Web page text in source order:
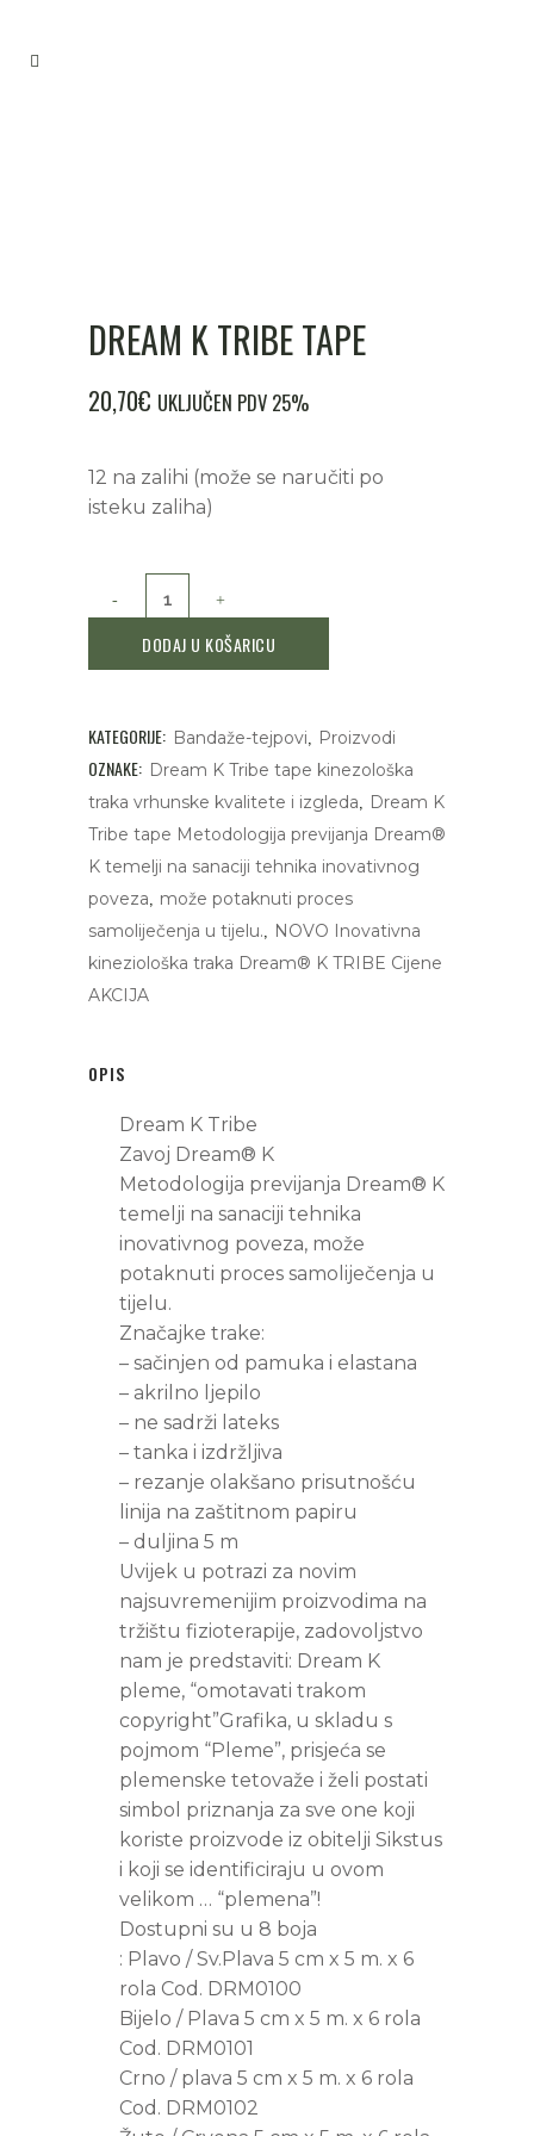
DREAM K TRIBE TAPE
20,70€ UKLJUČEN PDV 25%
12 na zalihi (može se naručiti po
isteku zaliha)
Dream
tape
quantity
DODAJ U KOŠARICU
KATEGORIJE: Bandaže-tejpovi Proizvodi
OZNAKE: Dream K Tribe tape kinezološka
traka vrhunske kvalitete i izgleda
Dream K
Tribe tape Metodologija previjanja Dream®
K temelji na sanaciji tehnika inovativnog
poveza
može potaknuti proces
samoliječenja u tijelu.
NOVO Inovativna
kineziološka traka Dream® K TRIBE Cijene
AKCIJA
OPIS
Dream K Tribe
Zavoj Dream® K
Metodologija previjanja Dream® K
temelji na sanaciji tehnika
inovativnog poveza, može
potaknuti proces samoliječenja u
tijelu.
Značajke trake:
– sačinjen od pamuka i elastana
– akrilno ljepilo
– ne sadrži lateks
– tanka i izdržljiva
– rezanje olakšano prisutnošću
linija na zaštitnom papiru
– duljina 5 m
Uvijek u potrazi za novim
najsuvremenijim proizvodima na
tržištu fizioterapije, zadovoljstvo
nam je predstaviti: Dream K
pleme, “omotavati trakom
copyright”Grafika, u skladu s
pojmom “Pleme”, prisjeća se
plemenske tetovaže i želi postati
simbol priznanja za sve one koji
koriste proizvode iz obitelji Sikstus
i koji se identificiraju u ovom
velikom … “plemena”!
Dostupni su u 8 boja
: Plavo / Sv.Plava 5 cm x 5 m. x 6
rola Cod. DRM0100
Bijelo / Plava 5 cm x 5 m. x 6 rola
Cod. DRM0101
Crno / plava 5 cm x 5 m. x 6 rola
Cod. DRM0102